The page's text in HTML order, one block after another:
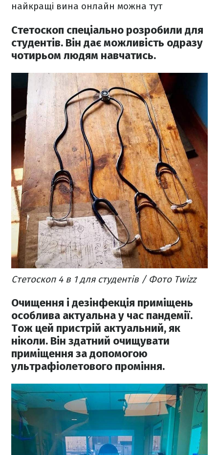
найкращі вина онлайн можна тут
Стетоскоп спеціально розробили для
студентів. Він дає можливість одразу
чотирьом людям навчатись.
Стетоскоп 4 в 1 для студентів / Фото Twizz
Очищення і дезінфекція приміщень
особлива актуальна у час пандемії.
Тож цей пристрій актуальний, як
ніколи. Він здатний очищувати
приміщення за допомогою
ультрафіолетового проміння.